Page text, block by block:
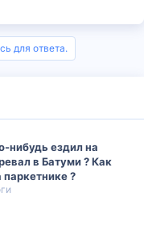
для ответа.
нибудь ездил на
в Батуми ? Как
паркетнике ?